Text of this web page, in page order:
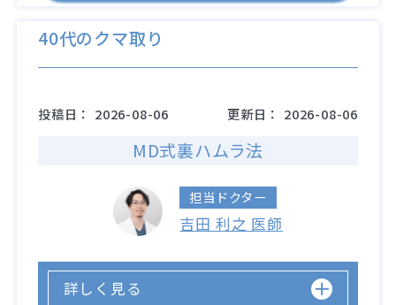
40代のクマ取り
投稿日： 2026-08-06 更新日： 2026-08-06
MD式裏ハムラ法
担当ドクター
吉田 利之 医師
詳しく見る